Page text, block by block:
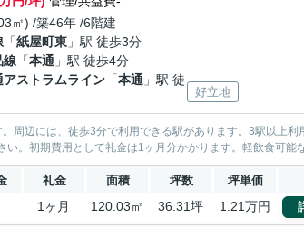
㎡) /築46年 /6階建
「紙屋町東 」駅 徒歩3分
線 「本通 」駅 徒歩4分
アストラムライン 「本通 」駅 徒
好立地
周辺には、徒歩3分で利用できる駅があります。3駅以上利
。初期費用として礼金は1ヶ月分かかります。軽飲食可能
礼金 面積 坪数 坪単価
1ヶ月 120.03㎡ 36.31坪 1.21万円